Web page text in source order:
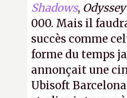
Shadows, Odyssey
000. Mais il
succès comme
forme du temps
annonçait une
Ubisoft